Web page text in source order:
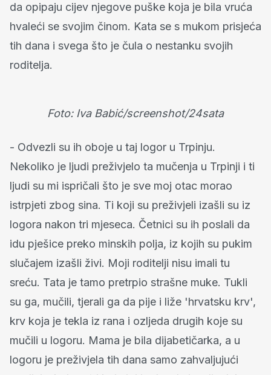
da opipaju cijev njegove puške koja je bila vruća
hvaleći se svojim činom. Kata se s mukom prisjeća
tih dana i svega što je čula o nestanku svojih
roditelja.
Foto: Iva Babić/screenshot/24sata
- Odvezli su ih oboje u taj logor u Trpinju.
Nekoliko je ljudi preživjelo ta mučenja u Trpinji i ti
ljudi su mi ispričali što je sve moj otac morao
istrpjeti zbog sina. Ti koji su preživjeli izašli su iz
logora nakon tri mjeseca. Četnici su ih poslali da
idu pješice preko minskih polja, iz kojih su pukim
slučajem izašli živi. Moji roditelji nisu imali tu
sreću. Tata je tamo pretrpio strašne muke. Tukli
su ga, mučili, tjerali ga da pije i liže 'hrvatsku krv',
krv koja je tekla iz rana i ozljeda drugih koje su
mučili u logoru. Mama je bila dijabetičarka, a u
logoru je preživjela tih dana samo zahvaljujući